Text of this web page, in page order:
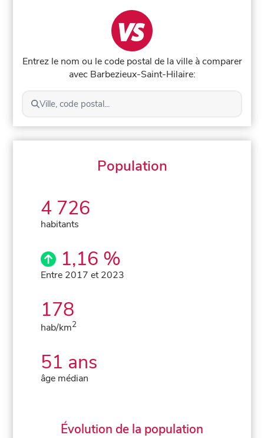
Entrez le nom ou le code postal de la ville à comparer
avec Barbezieux-Saint-Hilaire:
Ville, code postal...
Population
4 726
habitants
1,16 %
Entre 2017 et 2023
178
hab/km2
51 ans
âge médian
Évolution de la population